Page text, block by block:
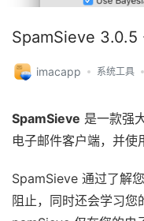
SpamSieve 3.0.5
imacapp 系统工具
SpamSieve 是一款强
电子邮件客户端，并使
SpamSieve 通过了解
阻止，同时还会学习您